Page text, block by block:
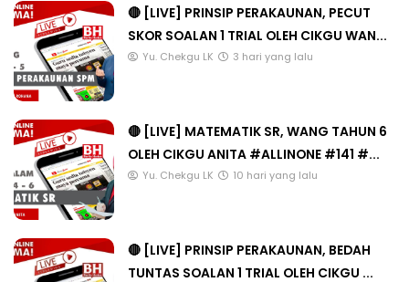
🔴 [LIVE] PRINSIP PERAKAUNAN, PECUT
SKOR SOALAN 1 TRIAL OLEH CIKGU WAN...
Yu. Chekgu LK 3 hari yang lalu
🔴 [LIVE] MATEMATIK SR, WANG TAHUN 6
OLEH CIKGU ANITA #ALLINONE #141 #...
Yu. Chekgu LK 10 hari yang lalu
🔴 [LIVE] PRINSIP PERAKAUNAN, BEDAH
TUNTAS SOALAN 1 TRIAL OLEH CIKGU ...